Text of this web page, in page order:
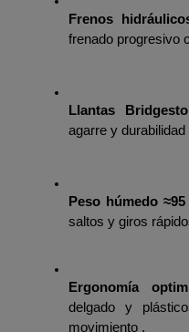
Frenos
frenado progresivo
Llantas
agarre y
Peso húmedo ≈95
saltos y giros
Ergonomía
delgado y
movimiento .